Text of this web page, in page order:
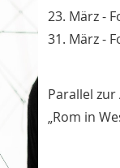
23. März -
31. März -
Parallel
„Rom in